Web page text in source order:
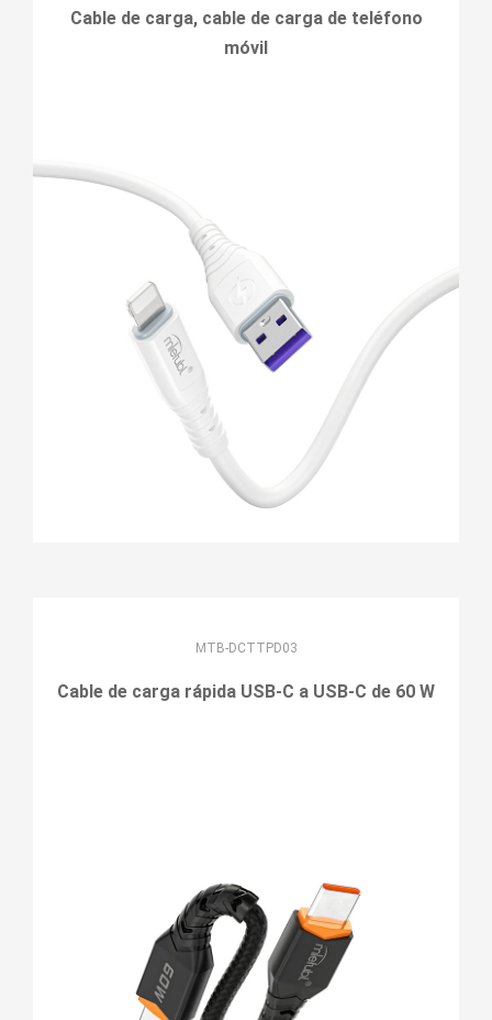
Cable de carga, cable de carga de teléfono
móvil
MTB-DCTTPD03
Cable de carga rápida USB-C a USB-C de 60 W